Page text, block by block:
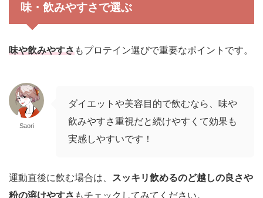
味・飲みやすさで選ぶ
味や飲みやすさもプロテイン選びで重要なポイントです。
Saori
ダイエットや美容目的で飲むなら、味や
飲みやすさ重視だと続けやすくて効果も
実感しやすいです！
運動直後に飲む場合は、
スッキリ飲めるのど越しの良さや
粉の溶けやすさ もチェックしてみてください。